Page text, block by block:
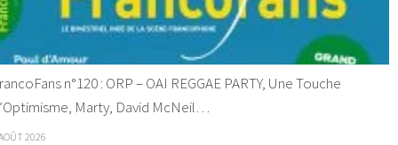
n°120 : ORP – OAI REGGAE PARTY, Une Touche
Marty, David McNeil…
2026